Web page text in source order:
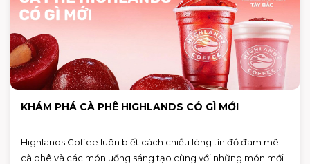
KHÁM PHÁ CÀ PHÊ HIGHLANDS CÓ GÌ MỚI
Highlands Coffee luôn biết cách chiều lòng tín đồ đam mê
cà phê và các món uống sáng tạo cùng với những món mới